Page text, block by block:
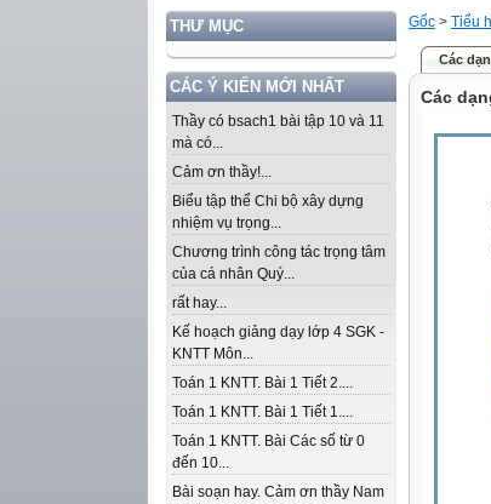
THƯ MỤC
CÁC Ý KIẾN MỚI NHẤT
Thầy có bsach1 bài tập 10 và 11
mà có...
Cảm ơn thầy!...
Biểu tập thể Chi bộ xây dựng
nhiệm vụ trọng...
Chương trình công tác trọng tâm
của cá nhân Quý...
rất hay...
Kế hoạch giảng dạy lớp 4 SGK -
KNTT Môn...
Toán 1 KNTT. Bài 1 Tiết 2....
Toán 1 KNTT. Bài 1 Tiết 1....
Toán 1 KNTT. Bài Các số từ 0
đến 10...
Bài soạn hay. Cảm ơn thầy Nam
Gốc > Tiểu
Các
Các